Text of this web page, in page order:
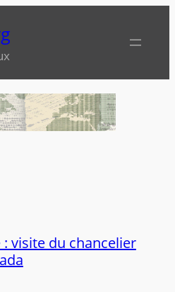
: visite du chancelier